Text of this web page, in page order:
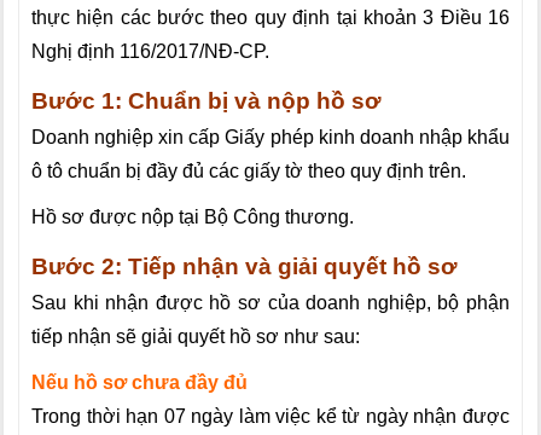
thực hiện các bước theo quy định tại khoản 3 Điều 16
Nghị định 116/2017/NĐ-CP.
Bước 1: Chuẩn bị và nộp hồ sơ
Doanh nghiệp xin cấp Giấy phép kinh doanh nhập khẩu
ô tô chuẩn bị đầy đủ các giấy tờ theo quy định trên.
Hồ sơ được nộp tại Bộ Công thương.
Bước 2: Tiếp nhận và giải quyết hồ sơ
Sau khi nhận được hồ sơ của doanh nghiệp, bộ phận
tiếp nhận sẽ giải quyết hồ sơ như sau:
Nếu hồ sơ chưa đầy đủ
Trong thời hạn 07 ngày làm việc kể từ ngày nhận được